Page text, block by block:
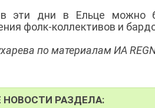
эти дни в Ельце можно
фолк-коллективов и
по материалам ИА
НОВОСТИ РАЗДЕЛА: